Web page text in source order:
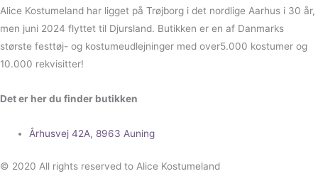
Alice Kostumeland har ligget på Trøjborg i det nordlige Aarhus i 30 år,
men juni 2024 flyttet til Djursland. Butikken er en af Danmarks
største festtøj- og kostumeudlejninger med over5.000 kostumer og
10.000 rekvisitter!
Det er her du finder butikken
Århusvej 42A, 8963 Auning
© 2020 All rights reserved to Alice Kostumeland